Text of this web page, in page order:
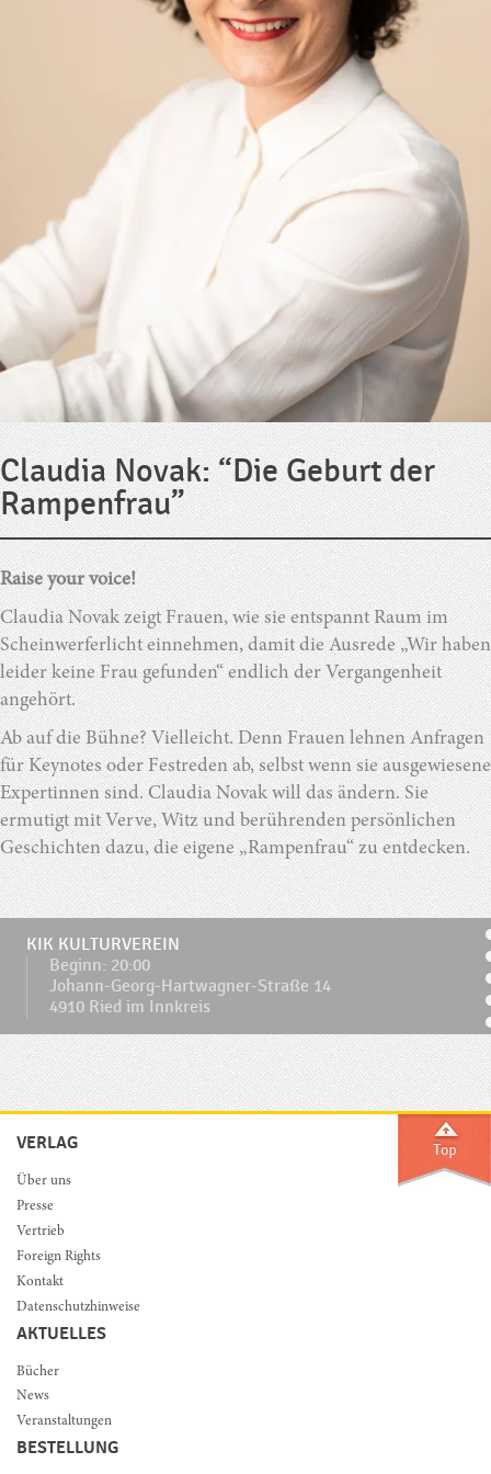
Claudia Novak: “Die Geburt der
Rampenfrau”
Raise your voice!
Claudia Novak zeigt Frauen, wie sie entspannt Raum im
Scheinwerferlicht einnehmen, damit die Ausrede „Wir haben
leider keine Frau gefunden“ endlich der Vergangenheit
angehört.
Ab auf die Bühne? Vielleicht. Denn Frauen lehnen Anfragen
für Keynotes oder Festreden ab, selbst wenn sie ausgewiesene
Expertinnen sind. Claudia Novak will das ändern. Sie
ermutigt mit Verve, Witz und berührenden persönlichen
Geschichten dazu, die eigene „Rampenfrau“ zu entdecken.
KIK KULTURVEREIN
Beginn: 20:00
Johann-Georg-Hartwagner-Straße 14
4910 Ried im Innkreis
VERLAG
Über uns
Presse
Vertrieb
Foreign Rights
Kontakt
Datenschutzhinweise
AKTUELLES
Bücher
News
Veranstaltungen
BESTELLUNG